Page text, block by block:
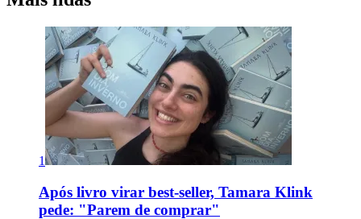
1
Após livro virar best-seller, Tamara Klink
pede: "Parem de comprar"